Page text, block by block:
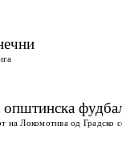
на Локомотива од Градско